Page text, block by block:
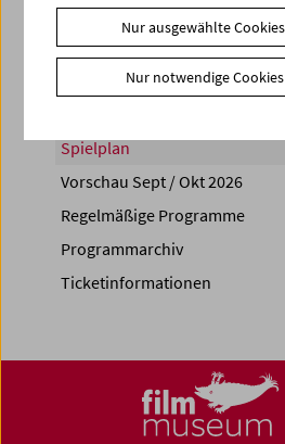
Share on
Spielplan
Vorschau Sept / Okt 2026
Regelmäßige Programme
Programmarchiv
Ticketinformationen
Nur ausgewählte
Nur notwendige